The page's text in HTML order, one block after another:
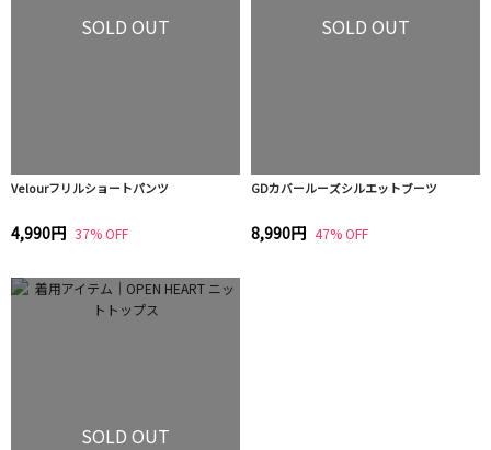
SOLD OUT
Velourフリルショートパンツ
4,990円 37% OFF
SOLD OUT
GDカバールーズシルエットブーツ
8,990円 47% OFF
SOLD OUT